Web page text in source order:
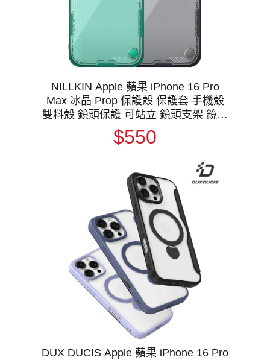
NILLKIN Apple 蘋果 iPhone 16 Pro
Max 冰晶 Prop 保護殼 保護套 手機殼
雙料殼 鏡頭保護 可站立 鏡頭支架 鏡頭
防塵蓋 鏡頭蓋
$550
DUX DUCIS Apple 蘋果 iPhone 16 Pro